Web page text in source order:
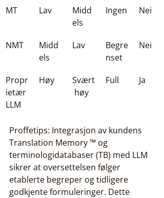
MT
Lav
Midd
els
Ingen Nei
NMT
Midd
els
Lav
Begre
nset
Nei
Propr
ietær
LLM
Høy
Svært
høy
Full Ja
Proffetips: Integrasjon av kundens
Translation Memory ™ og
terminologidatabaser (TB) med LLM
sikrer at oversettelsen følger
etablerte begreper og tidligere
godkjente formuleringer. Dette